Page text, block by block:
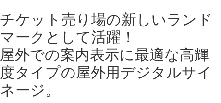
チケット売り場の新しいランド
マークとして活躍！
屋外での案内表示に最適な高輝
度タイプの屋外用デジタルサイ
ネージ。